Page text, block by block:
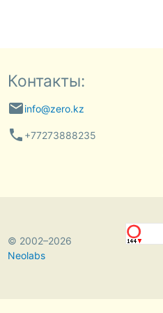
Контакты:
emailinfo@zero.kz
phone +77273888235
© 2002–2026
Neolabs